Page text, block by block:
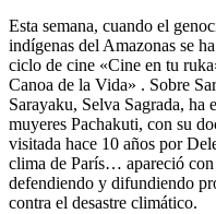
Esta semana, cuando el
indígenas del Amazonas se
ciclo de cine «Cine en tu
Canoa de la Vida» . Sobre
Sarayaku, Selva Sagrada, ha
muyeres Pachakuti, con su
visitada hace 10 años por
clima de París… apareció
defendiendo y difundiendo
contra el desastre climático.